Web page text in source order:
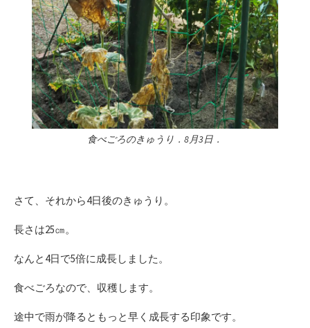
食べごろのきゅうり．8月3日．
さて、それから4日後のきゅうり。
長さは25㎝。
なんと4日で5倍に成長しました。
食べごろなので、収穫します。
途中で雨が降るともっと早く成長する印象です。